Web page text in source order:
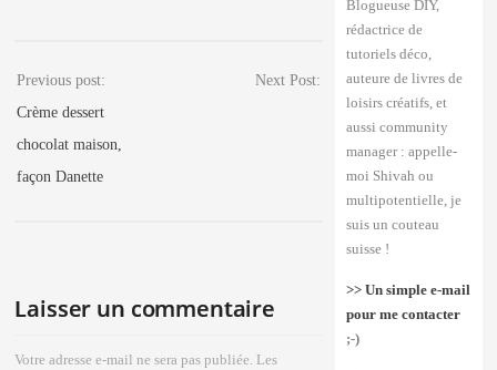
Previous post:
Crème dessert
chocolat maison,
façon Danette
Next Post:
Laisser un commentaire
Votre adresse e-mail ne sera pas publiée. Les
Blogueuse DIY,
rédactrice de
tutoriels déco,
auteure de livres de
loisirs créatifs, et
aussi community
manager : appelle-
moi Shivah ou
multipotentielle, je
suis un couteau
suisse !
>> Un simple e-mail
pour me contacter
;-)